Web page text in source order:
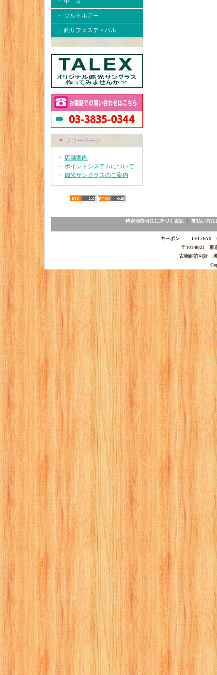
・ ソルトルアー
・ 釣りフェスティバル
▼ フリーページ
・ 店舗案内
・ ポイントシステムについて
・ 偏光サングラスのご案内
特定商取引法に基づく表記｜ 支払い方法
キーポン TEL/FAX
〒101-0021 東
古物商許可証